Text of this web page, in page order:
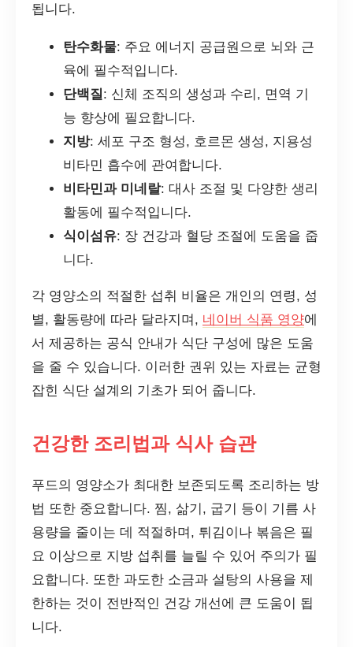
됩니다.
탄수화물: 주요 에너지 공급원으로 뇌와 근
육에 필수적입니다.
단백질 : 신체 조직의 생성과 수리, 면역 기
능 향상에 필요합니다.
지방: 세포 구조 형성, 호르몬 생성, 지용성
비타민 흡수에 관여합니다.
비타민과 미네랄: 대사 조절 및 다양한 생리
활동에 필수적입니다.
식이섬유: 장 건강과 혈당 조절에 도움을 줍
니다.
각 영양소의 적절한 섭취 비율은 개인의 연령, 성
별, 활동량에 따라 달라지며, 네이버 식품 영양에
서 제공하는 공식 안내가 식단 구성에 많은 도움
을 줄 수 있습니다. 이러한 권위 있는 자료는 균형
잡힌 식단 설계의 기초가 되어 줍니다.
건강한 조리법과 식사 습관
푸드의 영양소가 최대한 보존되도록 조리하는 방
법 또한 중요합니다. 찜, 삶기, 굽기 등이 기름 사
용량을 줄이는 데 적절하며, 튀김이나 볶음은 필
요 이상으로 지방 섭취를 늘릴 수 있어 주의가 필
요합니다. 또한 과도한 소금과 설탕의 사용을 제
한하는 것이 전반적인 건강 개선에 큰 도움이 됩
니다.